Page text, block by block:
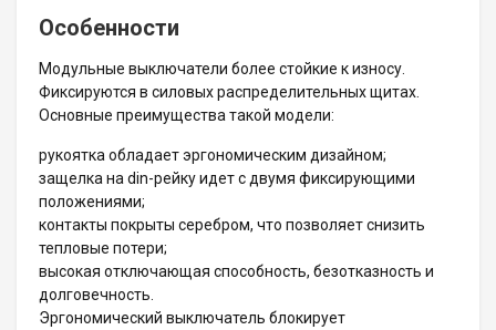
Особенности
Модульные выключатели более стойкие к износу.
Фиксируются в силовых распределительных щитах.
Основные преимущества такой модели:
рукоятка обладает эргономическим дизайном;
защелка на din-рейку идет с двумя фиксирующими
положениями;
контакты покрыты серебром, что позволяет снизить
тепловые потери;
высокая отключающая способность, безотказность и
долговечность.
Эргономический выключатель блокирует